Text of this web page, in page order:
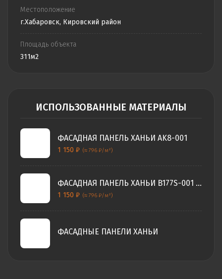
Местоположение
г.Хабаровск, Кировский район
Площадь объекта
311м2
ИСПОЛЬЗОВАННЫЕ МАТЕРИАЛЫ
ФАСАДНАЯ ПАНЕЛЬ ХАНЬИ AK8-001
1 150 ₽ (≈ 796 ₽/м²)
ФАСАДНАЯ ПАНЕЛЬ ХАНЬИ B177S-001 (2 ПЕРЕХОДА)
1 150 ₽ (≈ 796 ₽/м²)
ФАСАДНЫЕ ПАНЕЛИ ХАНЬИ